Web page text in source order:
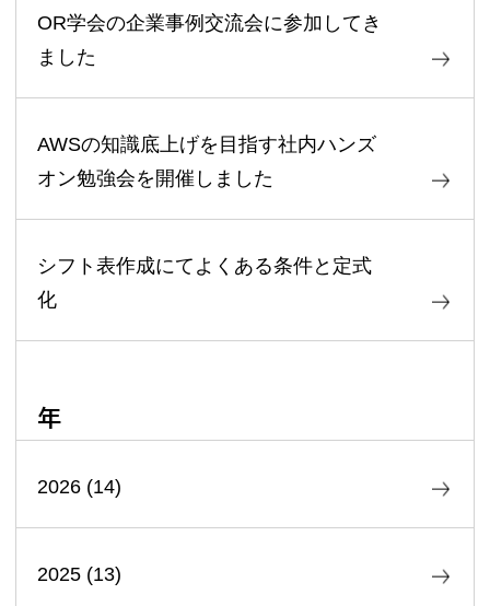
OR学会の企業事例交流会に参加してき
ました
AWSの知識底上げを目指す社内ハンズ
オン勉強会を開催しました
シフト表作成にてよくある条件と定式
化
年
2026(14)
2025(13)